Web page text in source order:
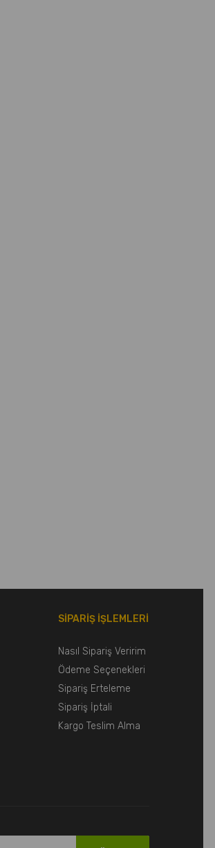
SİPARİŞ İŞLEMLERİ
Nasıl Sipariş Veririm
Ödeme Seçenekleri
Sipariş Erteleme
Sipariş İptali
Kargo Teslim Alma